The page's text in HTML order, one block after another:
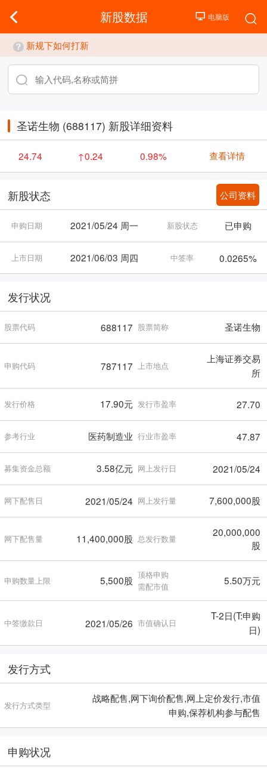
新股数据
新规下如何打新
圣诺生物 (688117) 新股详细资料
24.74 ↑0.24 0.98% 查看详情
新股状态 公司资料
申购日期 2021/05/24 周一 新股状态 已申购
上市日期 2021/06/03 周四 中签率 0.0265%
发行状况
股票代码 688117 股票简称 圣诺生物
申购代码 787117 上市地点
上海证券交易
所
发行价格 17.90元 发行市盈率 27.70
参考行业 医药制造业 行业市盈率 47.87
募集资金总额 3.58亿元 网上发行日 2021/05/24
网下配售日 2021/05/24 网上发行量 7,600,000股
网下配售量 11,400,000股 总发行数量
20,000,000
股
申购数量上限 5,500股 顶格申购
需配市值
5.50万元
中签缴款日 2021/05/26 市值确认日
T-2日(T:申购
日)
发行方式
发行方式类型
战略配售,网下询价配售,网上定价发行,市值
申购,保荐机构参与配售
申购状况